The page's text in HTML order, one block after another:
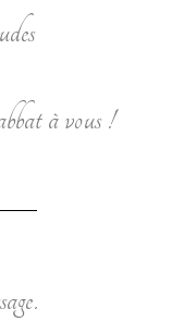
à vous !